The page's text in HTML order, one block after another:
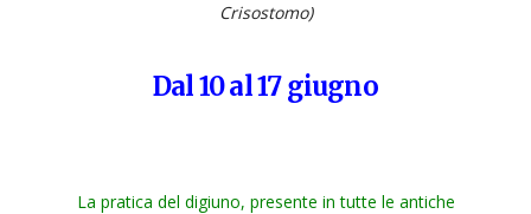
Crisostomo)
Dal 10 al 17 giugno
La pratica del digiuno, presente in tutte le antiche